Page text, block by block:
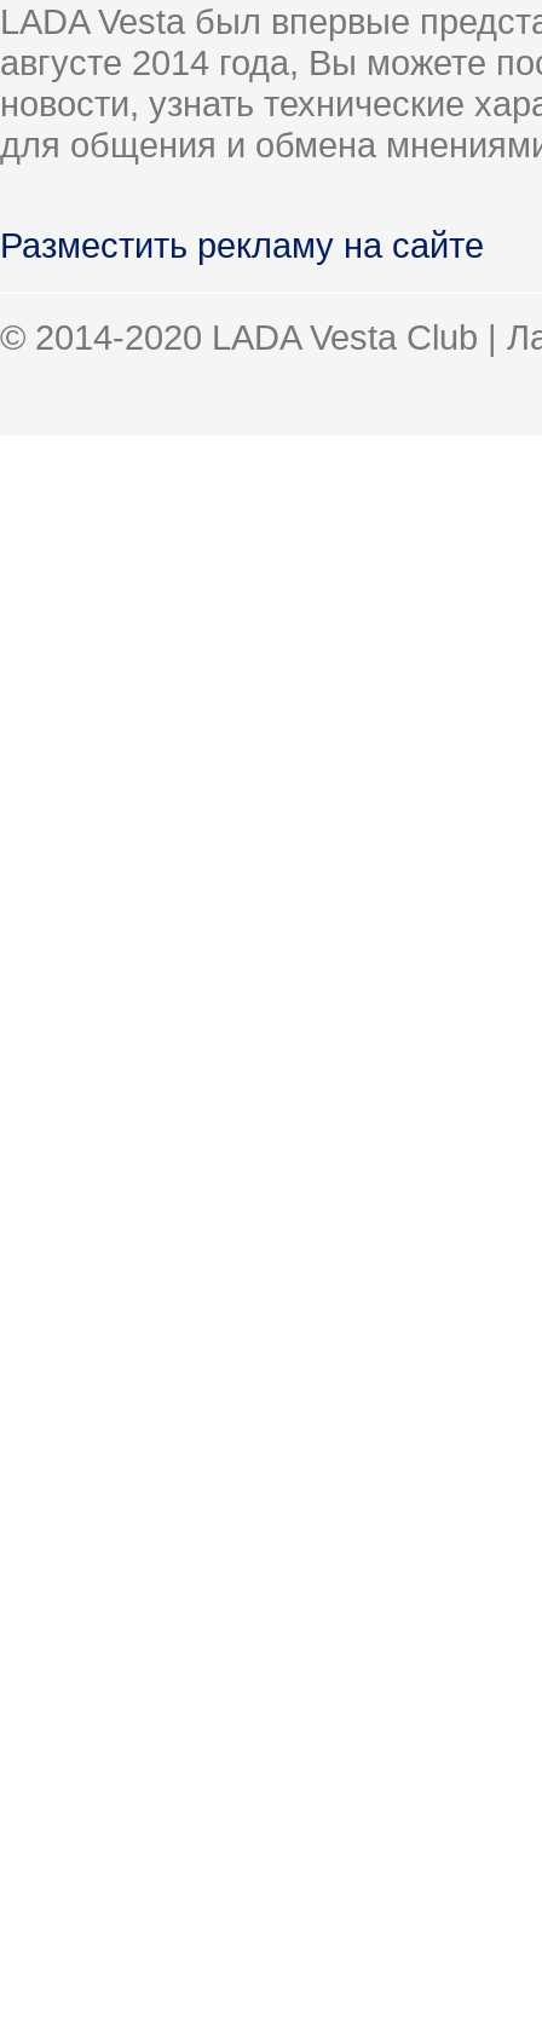
LADA Vesta был впервые
августе 2014 года, Вы можете
новости, узнать технические
для общения и обмена
Разместить рекламу на сайте
© 2014-2020 LADA Vesta Club |